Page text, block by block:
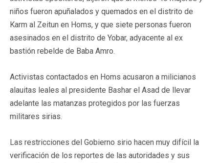
niños fueron apuñalados y quemados en el distrito de
Karm al Zeitun en Homs, y que siete personas fueron
asesinados en el distrito de Yobar, adyacente al ex
bastión rebelde de Baba Amro.
Activistas contactados en Homs acusaron a milicianos
alauitas leales al presidente Bashar el Asad de llevar
adelante las matanzas protegidos por las fuerzas
militares sirias.
Las restricciones del Gobierno sirio hacen muy difícil la
verificación de los reportes de las autoridades y sus